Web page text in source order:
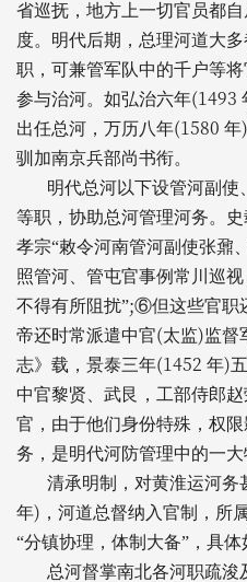
省巡抚，地方上一切官员都
度。明代后期，总理河道大
职，可兼管军队中的千户等
参与治河。如弘治六年(1493
出任总河，万历八年(1580 年)
驯加南京兵部尚书衔。
明代总河以下设管河副使
等职，协助总河管理河务。
孝宗“敕令河南管河副使张鼐
照管河、管屯官事例常川巡
不得有所阻扰”;⑥但这些官职
帝还时常派遣中官(太监)监督
志》载，景泰三年(1452 年)
中官黎贤、武艮，工部侍郎
官，由于他们身份特殊，权
务，是明代河防管理中的一大
清承明制，对黄淮运河务
年) ，河道总督纳入官制，所
“分镇协理，体制大备”，具体
总河督掌南北各河职疏